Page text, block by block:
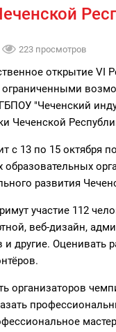
223 просмотров
открытие VI
"Чеченский
Чеченской
с 13 по 15 октября
развития
участие 112
веб-дизайн,
другие. Оценивать
организаторов